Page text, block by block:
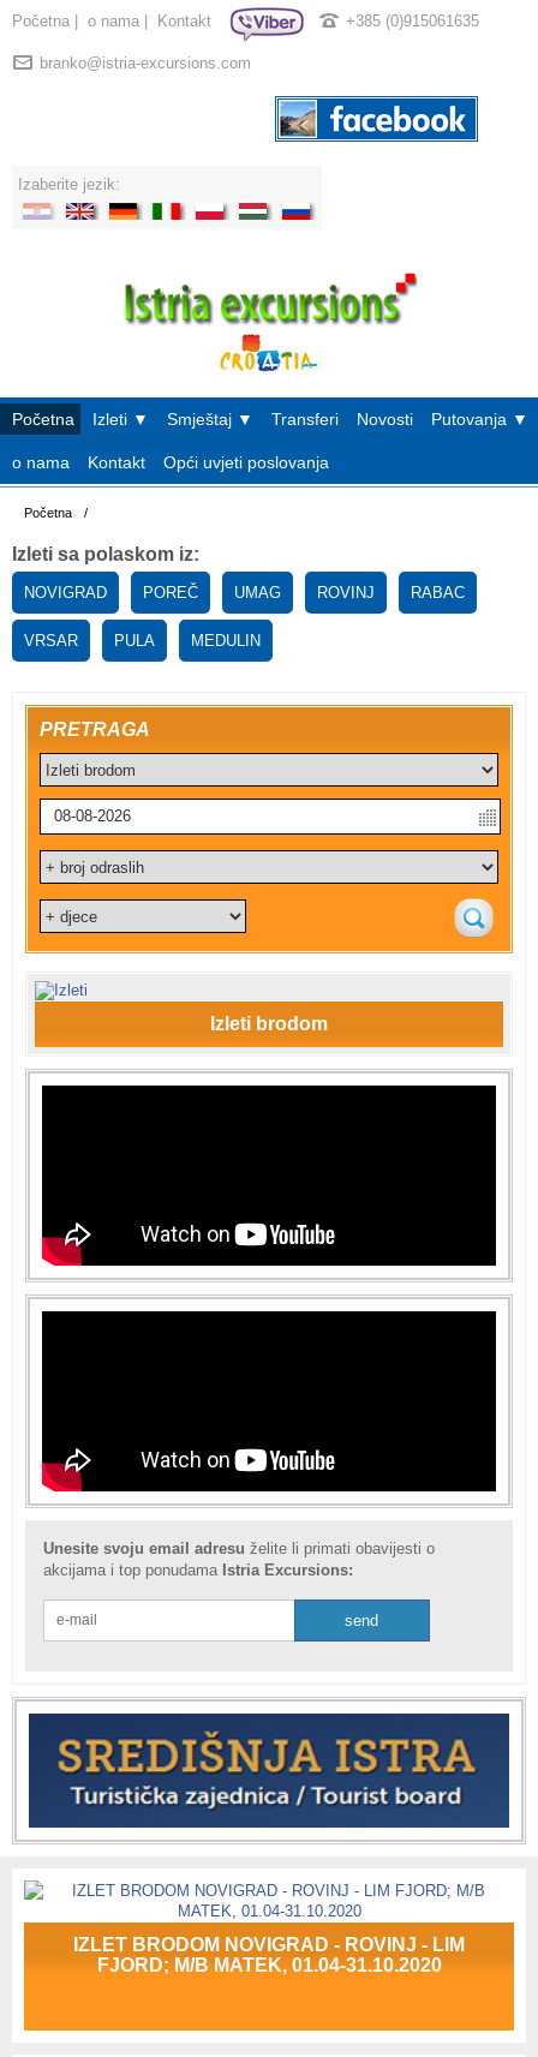
Početna o nama Kontakt +385 (0)915061635
branko@istria-excursions.com
Izaberite jezik:
Početna Izleti ▼ Smještaj ▼ Transferi Novosti Putovanja ▼
o nama Kontakt Opći uvjeti poslovanja
Početna /
Izleti sa polaskom iz:
NOVIGRAD POREČ UMAG ROVINJ RABAC
VRSAR PULA MEDULIN
PRETRAGA
Izleti brodom
Unesite svoju email adresu želite li primati obavijesti o
akcijama i top ponudama Istria Excursions:
IZLET BRODOM NOVIGRAD - ROVINJ - LIM
FJORD; M/B MATEK, 01.04-31.10.2020